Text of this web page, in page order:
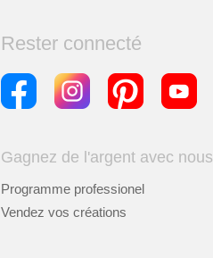
Rester connecté
Gagnez de l'argent avec nous
Programme professionel
Vendez vos créations